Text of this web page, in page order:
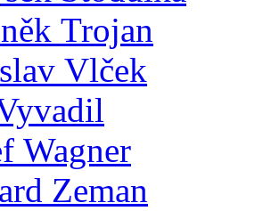
Trojan
Vlček
Wagner
Zeman